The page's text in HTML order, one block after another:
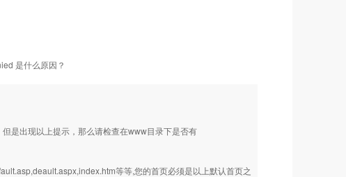
是什么原因？
是出现以上提示，那么请检查在www目录下是否有
等等,您的首页必须是以上默认首页之